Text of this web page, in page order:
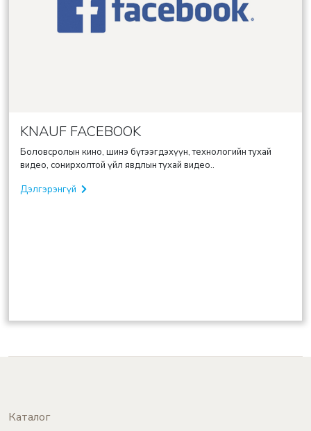
KNAUF FACEBOOK
Боловсролын кино, шинэ бүтээгдэхүүн, технологийн тухай
видео, сонирхолтой үйл явдлын тухай видео..
Дэлгэрэнгүй
Каталог